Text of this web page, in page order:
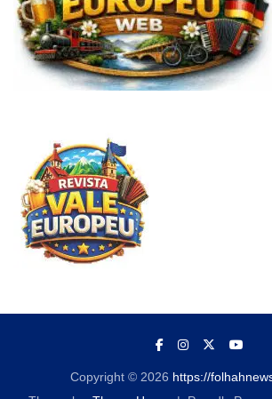
Copyright © 2026 https://